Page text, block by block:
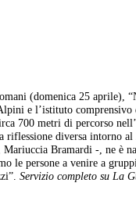
(domenica 25 aprile),
e l’istituto comprensivo
700 metri di percorso
diversa intorno
Mariuccia Bramardi -, ne è
le persone a venire a
Servizio completo su La